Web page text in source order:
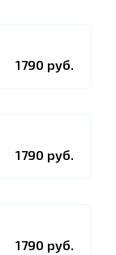
1790 руб.
1790 руб.
1790 руб.